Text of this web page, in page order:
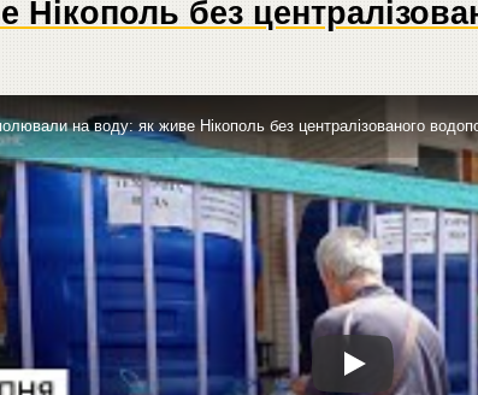
Нікополь без
на воду: як живе Нікополь без централізованого